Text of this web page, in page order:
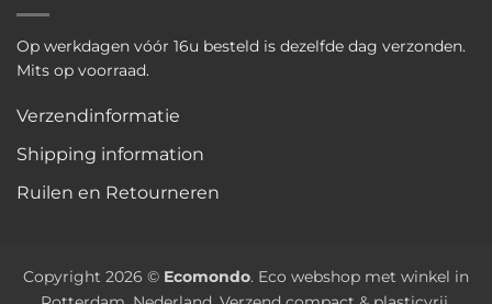
Op werkdagen vóór 16u besteld is dezelfde dag verzonden.
Mits op voorraad.
Verzendinformatie
Shipping information
Ruilen en Retourneren
Copyright 2026 © Ecomondo. Eco webshop met winkel in